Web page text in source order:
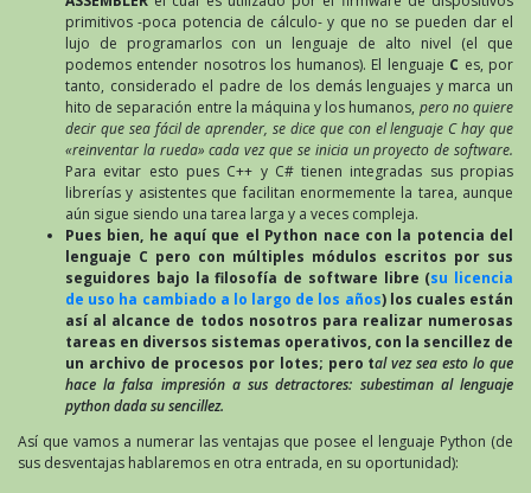
primitivos -poca potencia de cálculo- y que no se pueden dar el
lujo de programarlos con un lenguaje de alto nivel (el que
podemos entender nosotros los humanos). El lenguaje C es, por
tanto, considerado el padre de los demás lenguajes y marca un
hito de separación entre la máquina y los humanos, pero no quiere
decir que sea fácil de aprender, se dice que con el lenguaje C hay que
«reinventar la rueda» cada vez que se inicia un proyecto de software.
Para evitar esto pues C++ y C# tienen integradas sus propias
librerías y asistentes que facilitan enormemente la tarea, aunque
aún sigue siendo una tarea larga y a veces compleja.
Pues bien, he aquí que el Python nace con la potencia del
lenguaje C pero con múltiples módulos escritos por sus
seguidores bajo la filosofía de software libre (su licencia
de uso ha cambiado a lo largo de los años) los cuales están
así al alcance de todos nosotros para realizar numerosas
tareas en diversos sistemas operativos, con la sencillez de
un archivo de procesos por lotes; pero tal vez sea esto lo que
hace la falsa impresión a sus detractores: subestiman al lenguaje
python dada su sencillez.
Así que vamos a numerar las ventajas que posee el lenguaje Python (de
sus desventajas hablaremos en otra entrada, en su oportunidad):